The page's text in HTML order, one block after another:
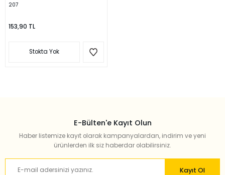
207
153,90 TL
Stokta Yok
E-Bülten'e Kayıt Olun
Haber listemize kayıt olarak kampanyalardan, indirim ve yeni
ürünlerden ilk siz haberdar olabilirsiniz.
Kayıt Ol